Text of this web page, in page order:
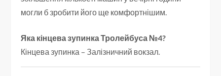
могли б зробити його ще комфортнішим.
Яка кінцева зупинка Тролейбуса №4?
Кінцева зупинка – Залізничний вокзал.